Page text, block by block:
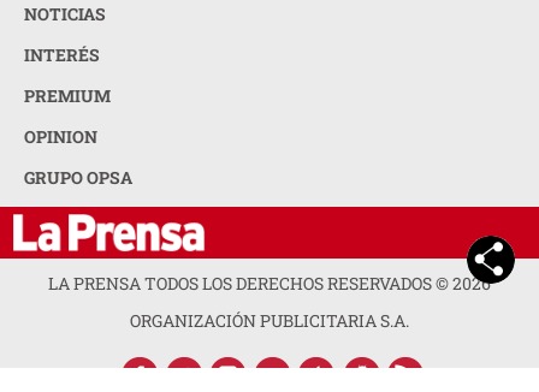
NOTICIAS
INTERÉS
PREMIUM
OPINION
GRUPO OPSA
LA PRENSA TODOS LOS DERECHOS RESERVADOS ©2026
ORGANIZACIÓN PUBLICITARIA S.A.